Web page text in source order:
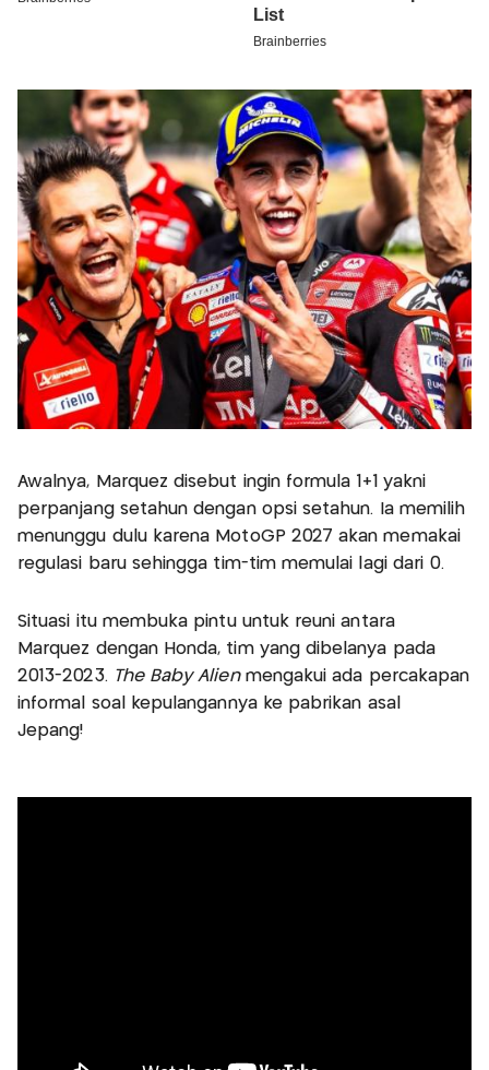
Awalnya, Marquez disebut ingin formula 1+1 yakni
perpanjang setahun dengan opsi setahun. Ia memilih
menunggu dulu karena MotoGP 2027 akan memakai
regulasi baru sehingga tim-tim memulai lagi dari 0.
Situasi itu membuka pintu untuk reuni antara
Marquez dengan Honda, tim yang dibelanya pada
2013-2023. The Baby Alien mengakui ada percakapan
informal soal kepulangannya ke pabrikan asal
Jepang!